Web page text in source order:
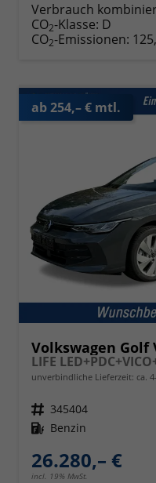
Verbrauch
CO2-Klasse: D
CO2-Emissionen:
ab 254,– € mtl.
Volkswagen Golf
LIFE
unverbindliche Lieferzeit: ca.
Fahrzeugnr. 345404
Kraftstoff Benzin
26.280,– €
incl. 19% MwSt.